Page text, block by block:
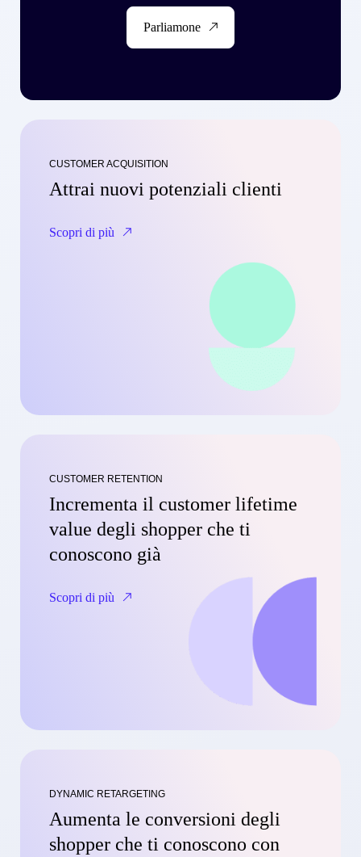
Parliamone
CUSTOMER ACQUISITION
Attrai nuovi potenziali clienti
Scopri di più
CUSTOMER RETENTION
Incrementa il customer lifetime
value degli shopper che ti
conoscono già
Scopri di più
DYNAMIC RETARGETING
Aumenta le conversioni degli
shopper che ti conoscono con